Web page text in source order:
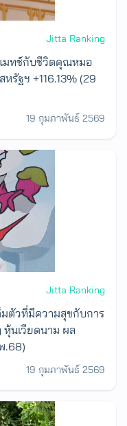
Jitta Ranking
ทช์กับชีวิตคุณหมอ
ฐฯ +116.13% (29
19 กุมภาพันธ์ 2569
Jitta Ranking
ตัวที่มีความสุขกับการ
นเวียดนาม ผล
.68)
19 กุมภาพันธ์ 2569